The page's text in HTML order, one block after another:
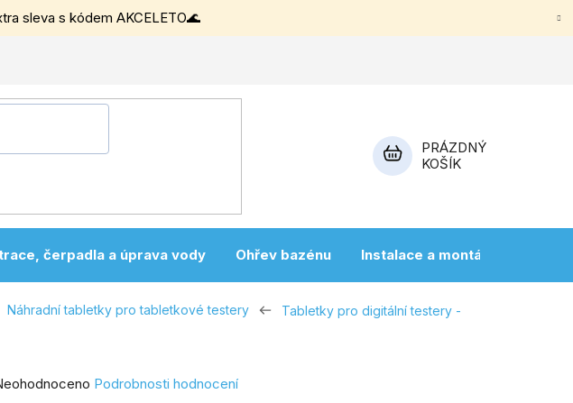
sleva s kódem AKCELETO🌊
NÁKUPNÍ
PRÁZDNÝ
KOŠÍK
čerpadla a úprava vody Ohřev bazénu Instalace a montáž
Náhradní tabletky pro tabletkové testery
Tabletky pro digitální testery -
Podrobnosti hodnocení